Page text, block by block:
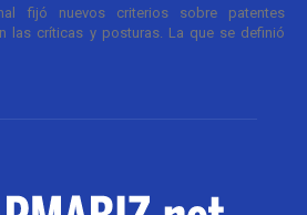
fijó nuevos criterios sobre patentes
las críticas y posturas. La que se definió